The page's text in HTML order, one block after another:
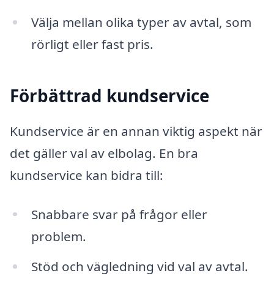
Välja mellan olika typer av avtal, som
rörligt eller fast pris.
Förbättrad kundservice
Kundservice är en annan viktig aspekt när
det gäller val av elbolag. En bra
kundservice kan bidra till:
Snabbare svar på frågor eller
problem.
Stöd och vägledning vid val av avtal.